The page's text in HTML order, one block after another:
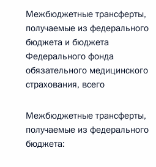
Межбюджетные трансферты,
получаемые из федерального
бюджета и бюджета
Федерального фонда
обязательного медицинского
страхования, всего
Межбюджетные трансферты,
получаемые из федерального
бюджета: